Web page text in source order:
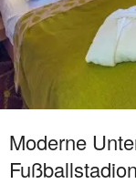
Moderne